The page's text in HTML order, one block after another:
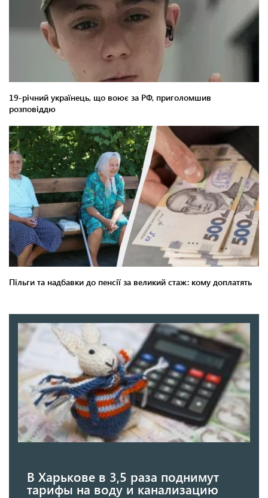
В Харькове в 3,5 раза поднимут
тарифы на воду и канализацию